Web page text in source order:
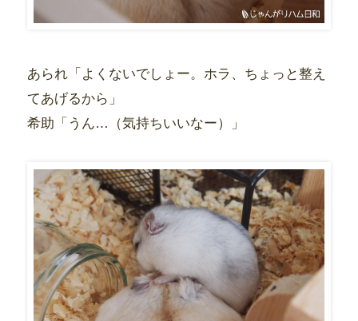
あられ「よくないでしょー。ホラ、ちょっと整え
てあげるから」
希助「うん…（気持ちいいなー）」